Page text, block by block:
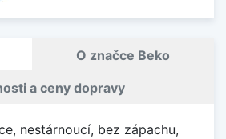
O značce Beko
a ceny dopravy
nestárnoucí, bez zápachu,